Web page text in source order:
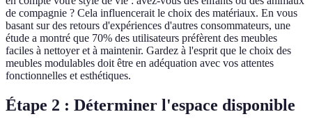
de compagnie ? Cela influencerait le choix des matériaux. En vous
basant sur des retours d'expériences d'autres consommateurs, une
étude a montré que 70% des utilisateurs préfèrent des meubles
faciles à nettoyer et à maintenir. Gardez à l'esprit que le choix des
meubles modulables doit être en adéquation avec vos attentes
fonctionnelles et esthétiques.
Étape 2 : Déterminer l'espace disponible